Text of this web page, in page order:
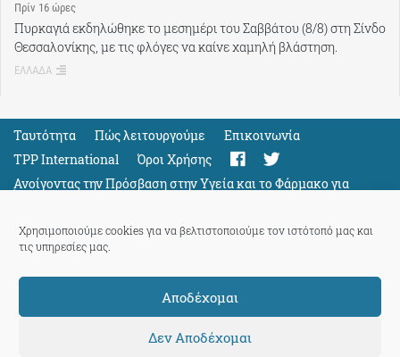
Χρησιμοποιούμε cookies για να βελτιστοποιούμε τον ιστότοπό μας και
τις υπηρεσίες μας.
Αποδέχομαι
Δεν Αποδέχομαι
Πρίν 16 ώρες
Πυρκαγιά εκδηλώθηκε το μεσημέρι του Σαββάτου (8/8) στη Σίνδο
Θεσσαλονίκης, με τις φλόγες να καίνε χαμηλή βλάστηση.
ΕΛΛΑΔΑ
Ταυτότητα Πώς λειτουργούμε
Eπικοινωνία
TPP International
Όροι Χρήσης
Ανοίγοντας την Πρόσβαση στην Υγεία και το Φάρμακο για
Όλους
Support
ThePressProject
powered by our community members